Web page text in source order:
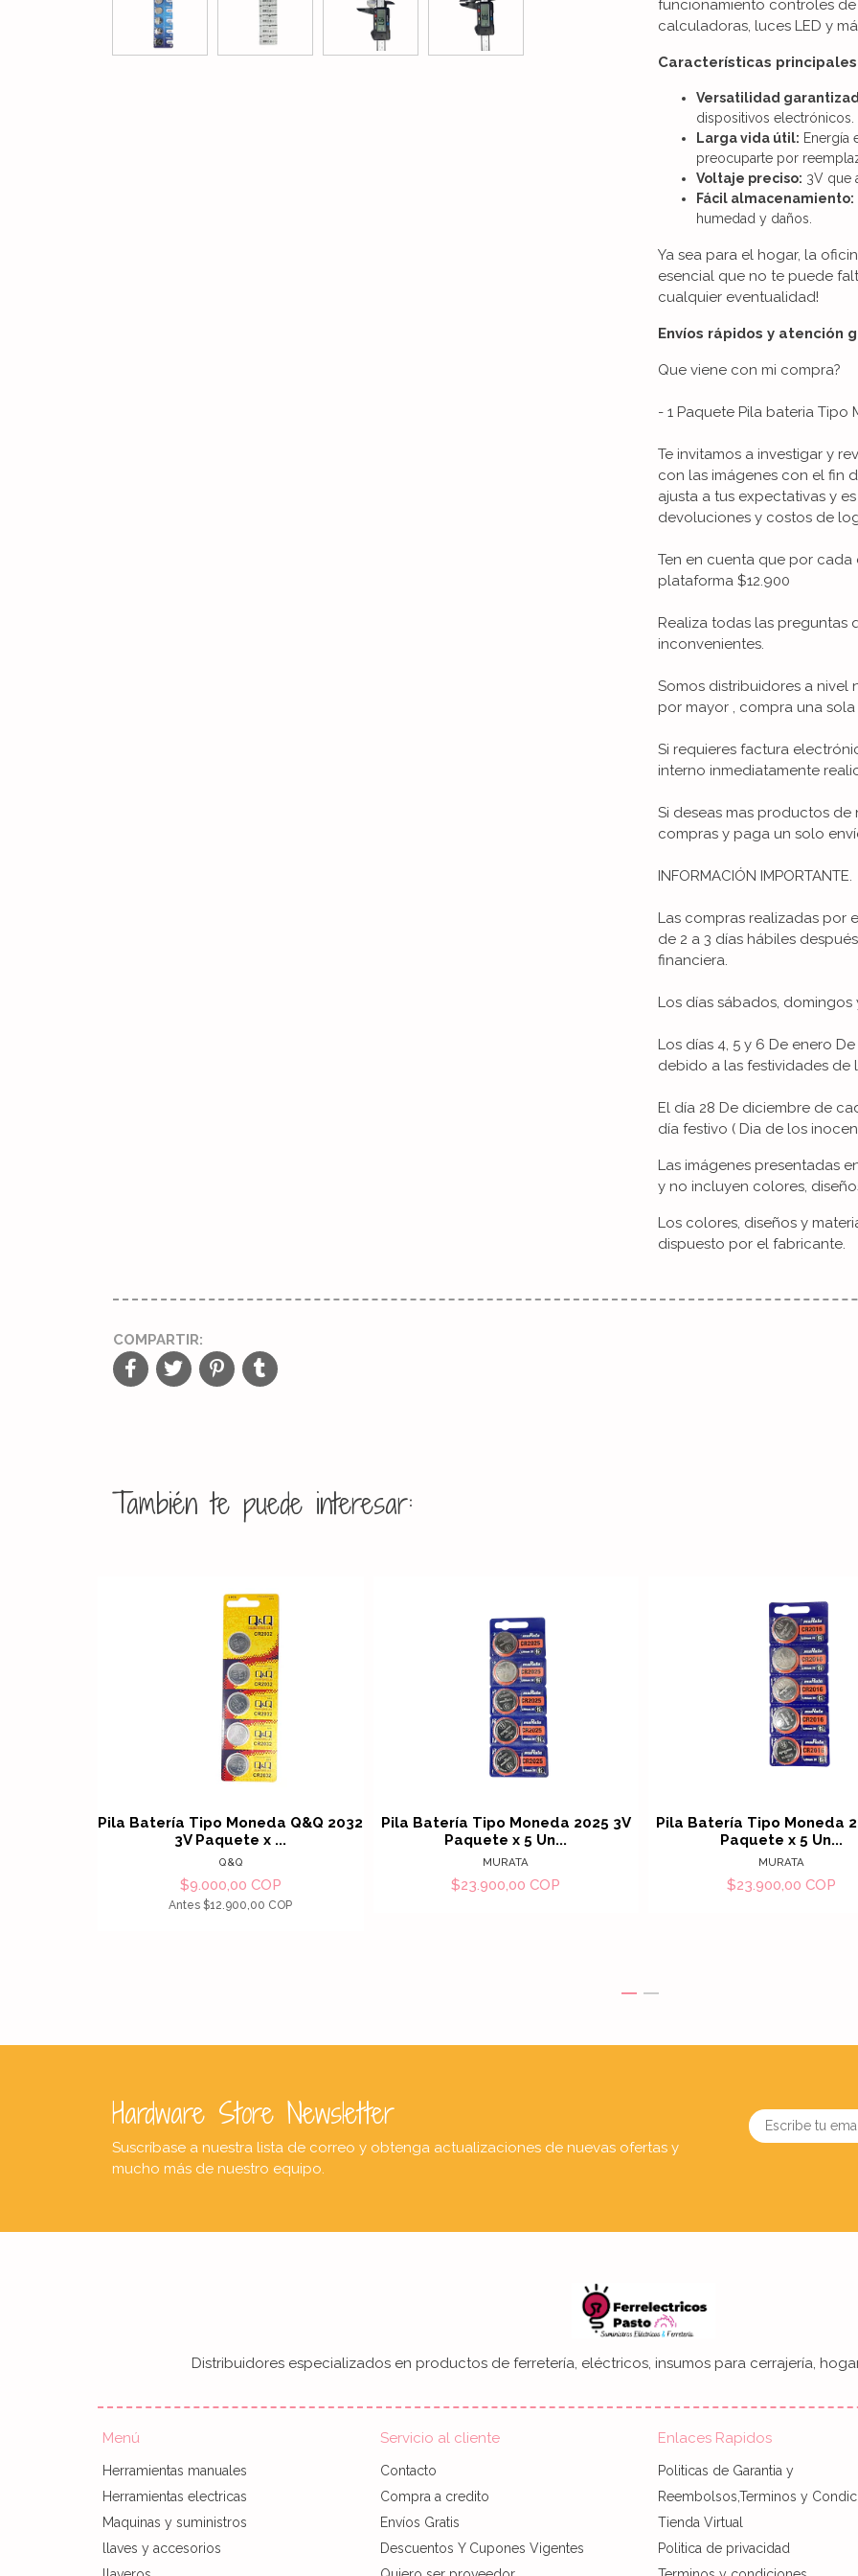
funcionamiento controles
calculadoras, luces LED y
Características
Versatilidad
dispositivos electrónicos.
Larga vida útil: Energía
preocuparte por
Voltaje preciso: 3V que
Fácil almacenamiento:
humedad y daños.
Ya sea para el hogar, la
esencial que no te puede
cualquier eventualidad!
Envíos rápidos y atención
Que viene con mi compra?
- 1 Paquete Pila bateria Tipo
Te invitamos a investigar y
con las imágenes con el fin
ajusta a tus expectativas y
devoluciones y costos de
Ten en cuenta que por
plataforma $12.900
Realiza todas las preguntas
inconvenientes.
Somos distribuidores a nivel
por mayor , compra una
Si requieres factura
interno inmediatamente
Si deseas mas productos
compras y paga un solo
INFORMACIÓN IMPORTANTE.
Las compras realizadas por
de 2 a 3 días hábiles
financiera.
Los días sábados,
Los días 4, 5 y 6 De enero
debido a las festividades de
El día 28 De diciembre de
día festivo ( Dia de los
Las imágenes presentadas
y no incluyen colores,
Los colores, diseños y
dispuesto por el fabricante.
COMPARTIR:
También te puede interesar:
Pila Batería Tipo Moneda Q&Q 2032
3V Paquete x ...
Q&Q
$9.000,00 COP
Antes$12.900,00 COP
Ver detalles
Pila Batería Tipo Moneda 2025 3V
Paquete x 5 Un...
MURATA
$23.900,00 COP
Ver detalles
Pila Batería Tipo Moneda
Paquete x 5 Un...
MURATA
$23.900,00 COP
Ver
Hardware Store Newsletter
Suscríbase a nuestra lista de correo y obtenga actualizaciones de nuevas ofertas y
mucho más de nuestro equipo.
Distribuidores especializados en productos de ferretería, eléctricos, insumos para cerrajería,
Menú
Herramientas manuales
Herramientas electricas
Maquinas y suministros
llaves y accesorios
Servicio al cliente
Contacto
Compra a credito
Envíos Gratis
Descuentos Y Cupones Vigentes
Enlaces Rapidos
Politicas de Garantia y
Reembolsos,Terminos y
Tienda Virtual
Politica de privacidad